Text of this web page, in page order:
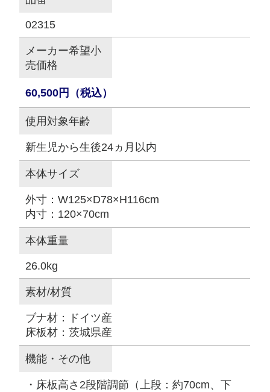
02315
メーカー希望小
売価格
60,500円（税込）
使用対象年齢
新生児から生後24ヵ月以内
本体サイズ
外寸：W125×D78×H116cm
内寸：120×70cm
本体重量
26.0kg
素材/材質
ブナ材：ドイツ産
床板材：茨城県産
機能・その他
・床板高さ2段階調節（上段：約70cm、下